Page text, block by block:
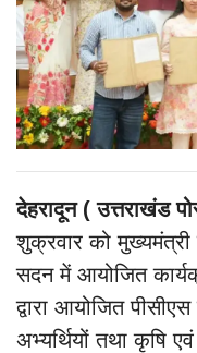
देहरादून ( उत्तराखंड
शुक्रवार को
सदन में आयोजित
द्वारा आयोजित
अभ्यर्थियों तथा कृषि